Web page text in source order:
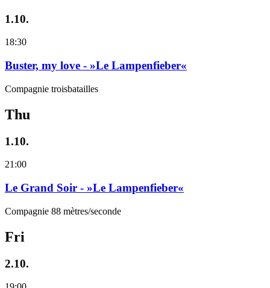
1.10.
18:30
Buster, my love - »Le Lampenfieber«
Compagnie troisbatailles
Thu
1.10.
21:00
Le Grand Soir - »Le Lampenfieber«
Compagnie 88 mètres/seconde
Fri
2.10.